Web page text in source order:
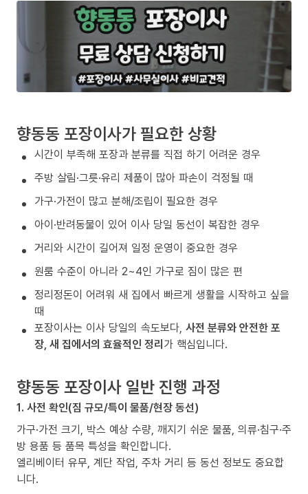
향동동 포장이사가 필요한 상황
시간이 부족해 포장과 분류를 직접 하기 어려운 경우
주방 살림·그릇·유리 제품이 많아 파손이 걱정될 때
가구·가전이 많고 분해/조립이 필요한 경우
아이·반려동물이 있어 이사 당일 동선이 복잡한 경우
거리와 시간이 길어져 일정 운영이 중요한 경우
원룸 수준이 아니라 2~4인 가구로 짐이 많은 편
정리정돈이 어려워 새 집에서 빠르게 생활을 시작하고 싶을
때
포장이사는 이사 당일의 속도보다, 사전 분류와 안전한 포
장, 새 집에서의 효율적인 정리가 핵심입니다.
향동동 포장이사 일반 진행 과정
1. 사전 확인(짐 규모/특이 물품/현장 동선)
가구·가전 크기, 박스 예상 수량, 깨지기 쉬운 물품, 의류·침구·주
방 용품 등 품목 특성을 확인합니다.
엘리베이터 유무, 계단 작업, 주차 거리 등 동선 정보도 중요합
니다.